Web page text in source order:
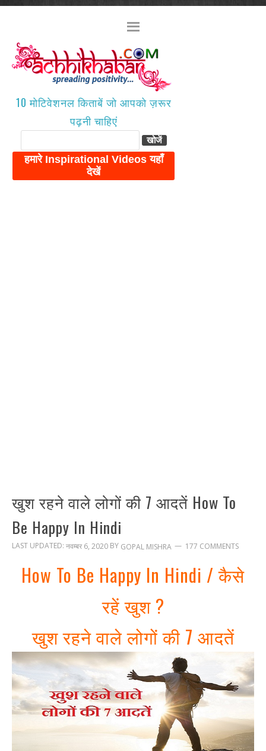
10 मोटिवेशनल किताबें जो आपको ज़रूर
पढ़नी चाहिएं
खुश रहने वाले लोगों की 7 आदतें How To
Be Happy In Hindi
LAST UPDATED: नवम्बर 6, 2020 BY GOPAL MISHRA 177 COMMENTS
How To Be Happy In Hindi / कैसे
रहें खुश ?
खुश रहने वाले लोगों की 7 आदतें